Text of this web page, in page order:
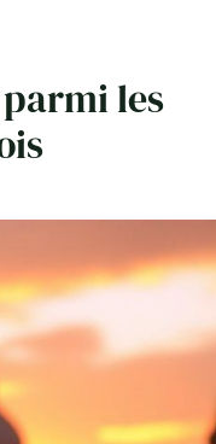
les